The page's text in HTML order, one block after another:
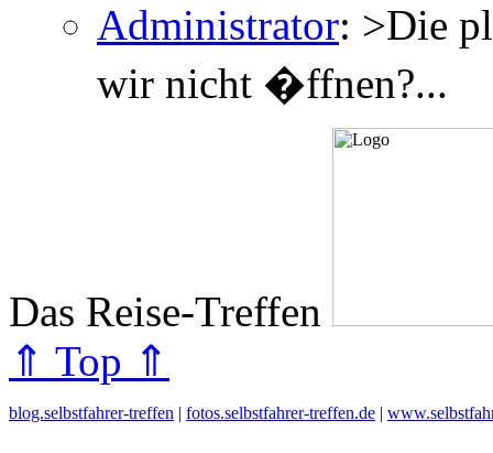
Administrator: >Die
wir nicht �ffnen?...
Das Reise-Treffen
⇑ Top ⇑
blog.selbstfahrer-treffen | fotos.selbstfahrer-treffen.de |